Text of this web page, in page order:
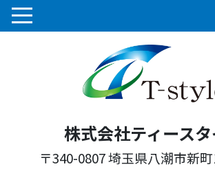
株式会社ティース
〒340-0807 埼玉県八潮市新